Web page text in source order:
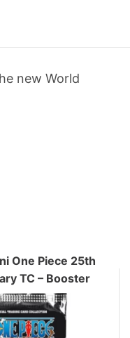
new World
One Piece 25th
TC – Booster